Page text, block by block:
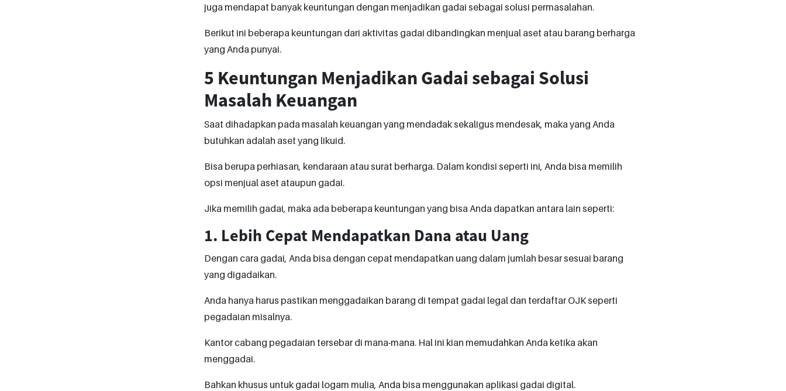
juga mendapat banyak keuntungan dengan menjadikan gadai sebagai solusi permasalahan.
Berikut ini beberapa keuntungan dari aktivitas gadai dibandingkan menjual aset atau barang berharga
yang Anda punyai.
5 Keuntungan Menjadikan Gadai sebagai Solusi
Masalah Keuangan
Saat dihadapkan pada masalah keuangan yang mendadak sekaligus mendesak, maka yang Anda
butuhkan adalah aset yang likuid.
Bisa berupa perhiasan, kendaraan atau surat berharga. Dalam kondisi seperti ini, Anda bisa memilih
opsi menjual aset ataupun gadai.
Jika memilih gadai, maka ada beberapa keuntungan yang bisa Anda dapatkan antara lain seperti:
1. Lebih Cepat Mendapatkan Dana atau Uang
Dengan cara gadai, Anda bisa dengan cepat mendapatkan uang dalam jumlah besar sesuai barang
yang digadaikan.
Anda hanya harus pastikan menggadaikan barang di tempat gadai legal dan terdaftar OJK seperti
pegadaian misalnya.
Kantor cabang pegadaian tersebar di mana-mana. Hal ini kian memudahkan Anda ketika akan
menggadai.
Bahkan khusus untuk gadai logam mulia, Anda bisa menggunakan aplikasi gadai digital.